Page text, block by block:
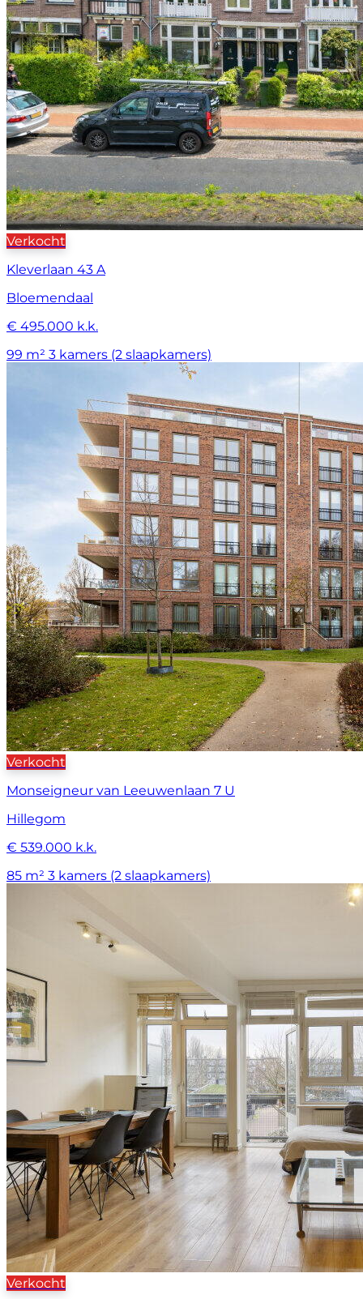
Verkocht
Kleverlaan 43 A
Bloemendaal
€ 495.000 k.k.
99 m² 3 kamers (2 slaapkamers)
Verkocht
Monseigneur van Leeuwenlaan 7 U
Hillegom
€ 539.000 k.k.
85 m² 3 kamers (2 slaapkamers)
Verkocht